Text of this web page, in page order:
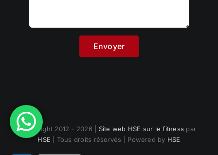
Copyright 2012 - 2026 | Site web HSE sur le fitness par
HSE | Tous droits réservés | Powered by HSE